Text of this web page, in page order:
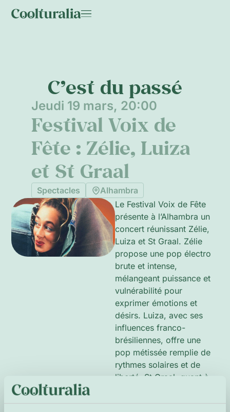
C’est du passé
Jeudi 19 mars, 20:00
Festival Voix de
Fête : Zélie, Luiza
et St Graal
Spectacles
Alhambra
Le Festival Voix de Fête
présente à l’Alhambra un
concert réunissant Zélie,
Luiza et St Graal. Zélie
propose une pop électro
brute et intense,
mélangeant puissance et
vulnérabilité pour
exprimer émotions et
désirs. Luiza, avec ses
influences franco-
brésiliennes, offre une
pop métissée remplie de
rythmes solaires et de
liberté. St Graal, quant à
modernes avec des